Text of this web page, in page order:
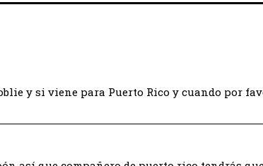
y si viene para Puerto Rico y cuando por